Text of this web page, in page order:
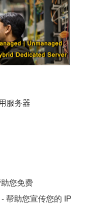
服务器
您免费
帮助您宣传您的 IP